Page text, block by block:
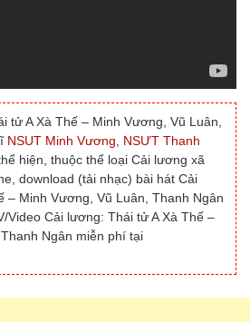
tử A Xà Thế – Minh Vương, Vũ Luân,
NSUT Minh Vương
NSƯT Thanh
hiện, thuộc thể loại Cải lương xã
download (tải nhạc) bài hát Cải
– Minh Vương, Vũ Luân, Thanh Ngân
Video Cải lương: Thái tử A Xà Thế –
Ngân miễn phí tại